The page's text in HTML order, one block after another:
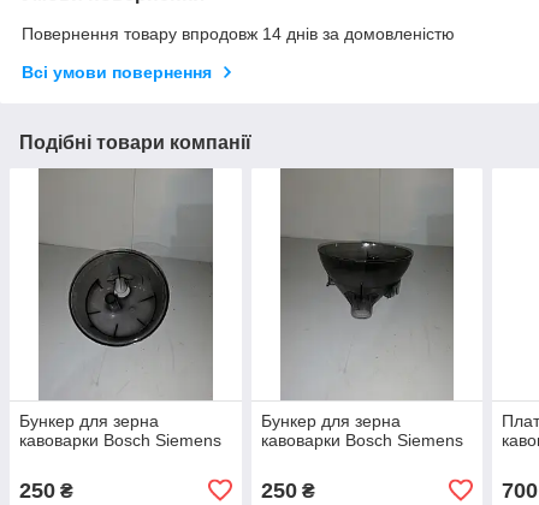
Повернення товару впродовж 14 днів за домовленістю
Всі умови повернення
Подібні товари компанії
Бункер для зерна
кавоварки Bosch Siemens
250 ₴
Бункер для зерна
кавоварки Bosch Siemens
250₴ 700